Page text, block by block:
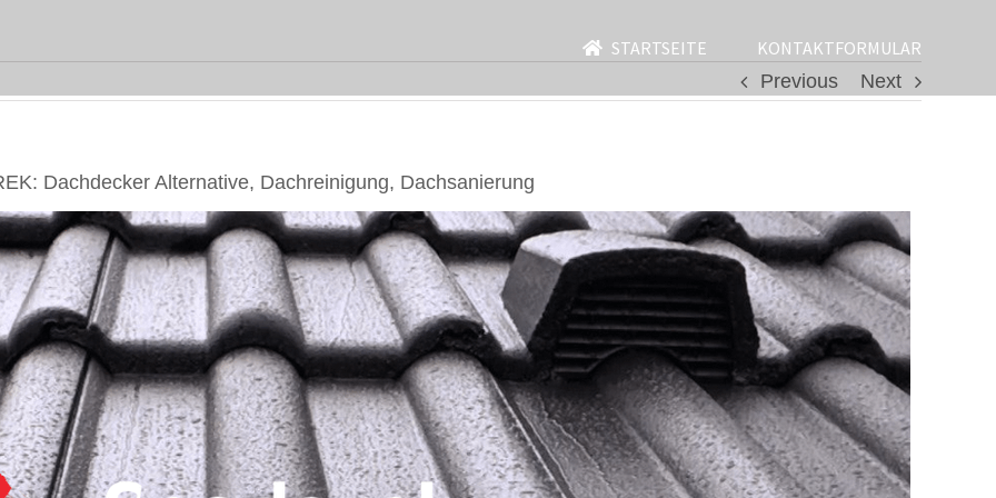
STARTSEITE
KONTAKTFORMULAR
Previous
Next
Dachdecker Alternative, Dachreinigung, Dachsanierung